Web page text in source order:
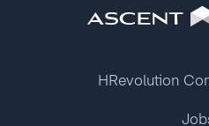
HRevolution